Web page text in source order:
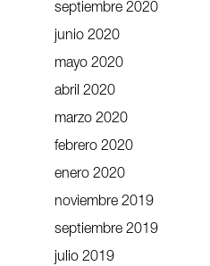
septiembre 2020
junio 2020
mayo 2020
abril 2020
marzo 2020
febrero 2020
enero 2020
noviembre 2019
septiembre 2019
julio 2019